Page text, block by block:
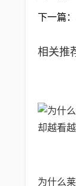
下一篇：
相关推